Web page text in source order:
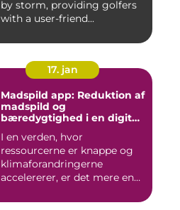
by storm, providing golfers
with a user-friend...
17. jan
Madspild app: Reduktion af
madspild og
bæredygtighed i en digital
I en verden, hvor
ressourcerne er knappe og
klimaforandringerne
accelererer, er det mere end